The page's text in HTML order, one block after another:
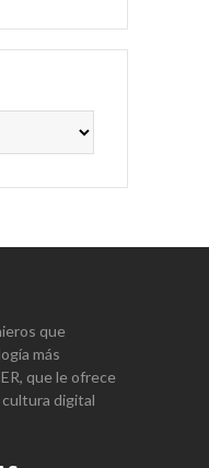
que
más
que le ofrece
digital